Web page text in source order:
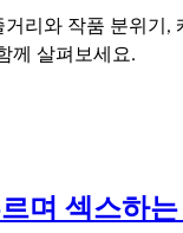
리와 작품 분위기
께 살펴보세요.
며 섹스하